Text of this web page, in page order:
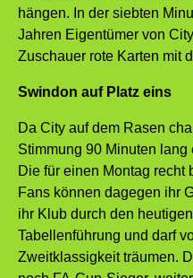
hängen. In der siebten
Jahren Eigentümer von
Zuschauer rote Karten mit
Swindon auf Platz eins
Da City auf dem Rasen
Stimmung 90 Minuten
Die für einen Montag
Fans können dagegen ihr
ihr Klub durch den
Tabellenführung und darf
Zweitklassigkeit träumen.